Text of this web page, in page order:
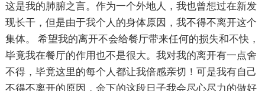
这是我的肺腑之言。作为一个外地人，我也曾想过在新发
现长干，但是由于我个人的身体原因，我不得不离开这个
集体。 希望我的离开不会给餐厅带来任何的损失和不快，
毕竟我在餐厅的作用也不是很大。我对我的离开有一点舍
不得，毕竟这里的每个人都让我倍感亲切！可是我有自己
不得不离开的原因，余下的这段日子我会尽心尽力的做好